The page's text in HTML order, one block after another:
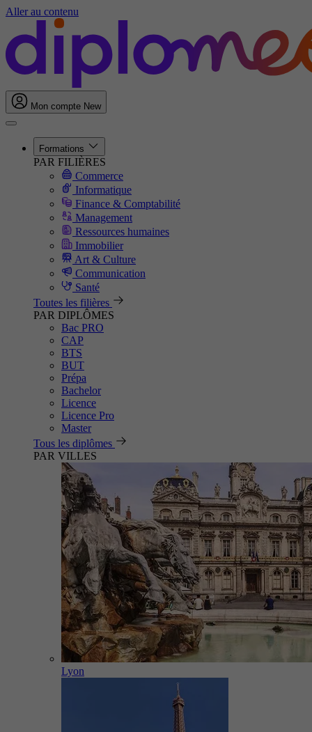
Aller au contenu
Mon compte New
Formations
PAR FILIÈRES
Commerce
Informatique
Finance & Comptabilité
Management
Ressources humaines
Immobilier
Art & Culture
Communication
Santé
Toutes les filières
PAR DIPLÔMES
Bac PRO
CAP
BTS
BUT
Prépa
Bachelor
Licence
Licence Pro
Master
Tous les diplômes
PAR VILLES
Lyon